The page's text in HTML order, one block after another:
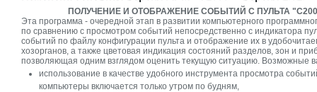
ПОЛУЧЕНИЕ И ОТОБРАЖЕНИЕ СОБЫТИЙ С ПУЛЬТА
Эта программа - очередной этап в развитии компьютерного
по сравнению с просмотром событий непосредственно с индикатора
событий по файлу конфигурации пульта и отображение их в
хозорганов, а также цветовая индикация состояний разделов, зон и
позволяющая одним взглядом оценить текущую ситуацию. Возможные
использование в качестве удобного инструмента просмотра
компьютеры включается только утром по будням,